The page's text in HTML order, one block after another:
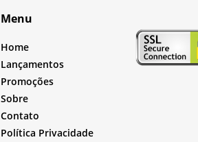
Menu
Home
Lançamentos
Promoções
Sobre
Contato
Política Privacidade